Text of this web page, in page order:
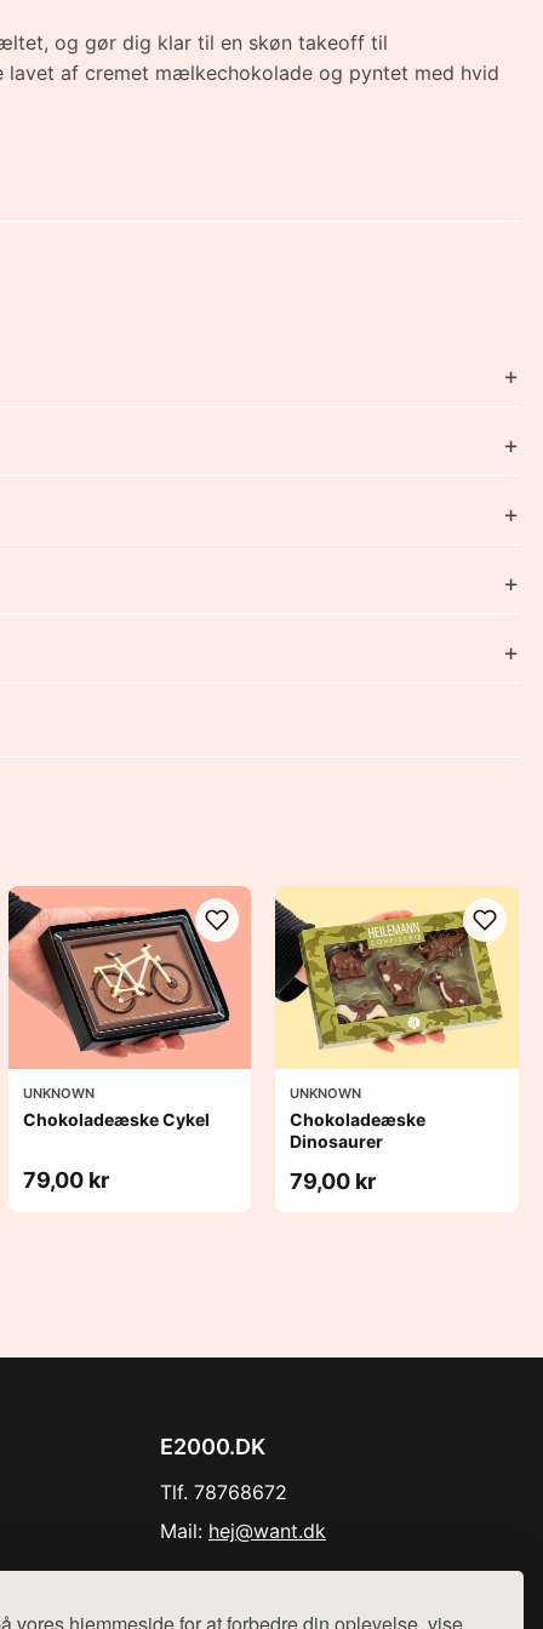
og gør dig klar til en skøn takeoff til
lavet af cremet mælkechokolade og pyntet med hvid
UNKNOWN
Chokoladeæske Cykel
79,00 kr
UNKNOWN
Chokoladeæske
Dinosaurer
79,00 kr
E2000.DK
Tlf. 78768672
Mail: hej@want.dk